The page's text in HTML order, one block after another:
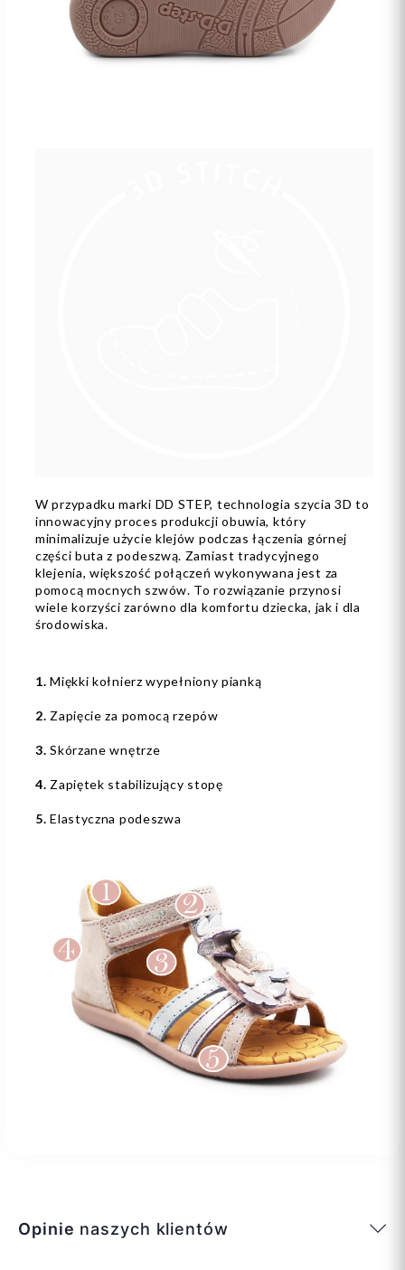
W przypadku marki DD STEP, technologia szycia 3D to
innowacyjny proces produkcji obuwia, który
minimalizuje użycie klejów podczas łączenia górnej
części buta z podeszwą. Zamiast tradycyjnego
klejenia, większość połączeń wykonywana jest za
pomocą mocnych szwów. To rozwiązanie przynosi
wiele korzyści zarówno dla komfortu dziecka, jak i dla
środowiska.
1. Miękki kołnierz wypełniony pianką
2. Zapięcie za pomocą rzepów
3. Skórzane wnętrze
4. Zapiętek stabilizujący stopę
5.Elastyczna podeszwa
Opinie naszych klientów